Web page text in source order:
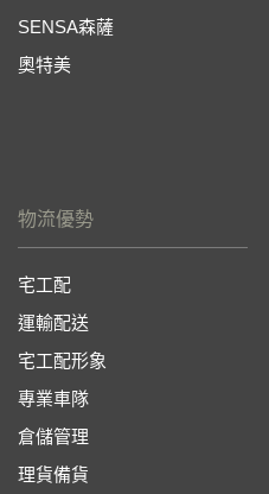
SENSA森薩
奧特美
物流優勢
宅工配
運輸配送
宅工配形象
專業車隊
倉儲管理
理貨備貨